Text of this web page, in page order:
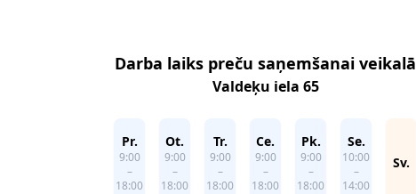
Darba laiks preču saņemšanai veikalā
Valdeķu iela 65
Pr.
9:00
–
18:00
Ot.
9:00
–
18:00
Tr.
9:00
–
18:00
Ce.
9:00
–
18:00
Pk.
9:00
–
18:00
Se.
10:00
–
14:00
Sv.